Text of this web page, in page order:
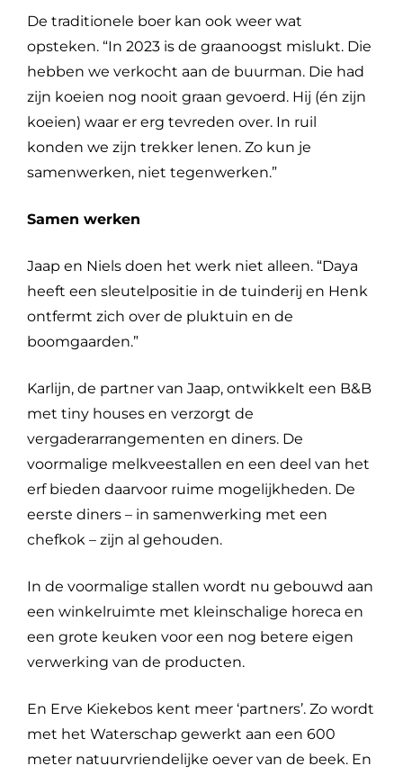
De traditionele boer kan ook weer wat
opsteken. “In 2023 is de graanoogst mislukt. Die
hebben we verkocht aan de buurman. Die had
zijn koeien nog nooit graan gevoerd. Hij (én zijn
koeien) waar er erg tevreden over. In ruil
konden we zijn trekker lenen. Zo kun je
samenwerken, niet tegenwerken.”
Samen werken
Jaap en Niels doen het werk niet alleen. “Daya
heeft een sleutelpositie in de tuinderij en Henk
ontfermt zich over de pluktuin en de
boomgaarden.”
Karlijn, de partner van Jaap, ontwikkelt een B&B
met tiny houses en verzorgt de
vergaderarrangementen en diners. De
voormalige melkveestallen en een deel van het
erf bieden daarvoor ruime mogelijkheden. De
eerste diners – in samenwerking met een
chefkok – zijn al gehouden.
In de voormalige stallen wordt nu gebouwd aan
een winkelruimte met kleinschalige horeca en
een grote keuken voor een nog betere eigen
verwerking van de producten.
En Erve Kiekebos kent meer ‘partners’. Zo wordt
met het Waterschap gewerkt aan een 600
meter natuurvriendelijke oever van de beek. En